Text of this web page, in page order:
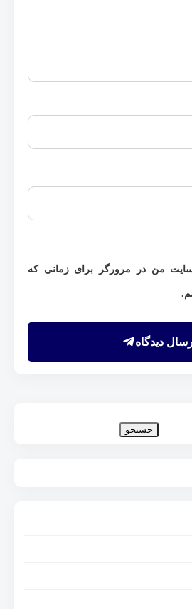
من در مرورگر برای زمانی که
دیدگاه
جستجو